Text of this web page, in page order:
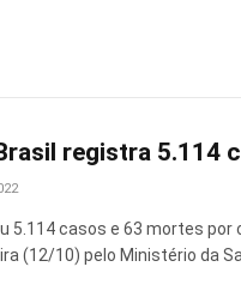
registra 5.114
5.114 casos e 63 mortes
(12/10) pelo Ministério da